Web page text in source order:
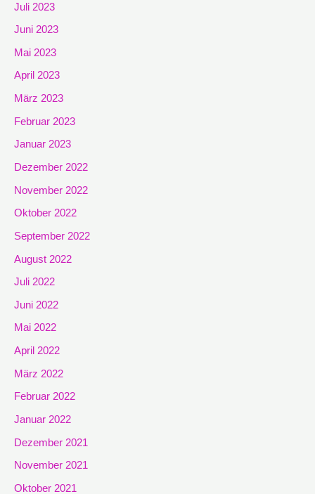
Juli 2023
Juni 2023
Mai 2023
April 2023
März 2023
Februar 2023
Januar 2023
Dezember 2022
November 2022
Oktober 2022
September 2022
August 2022
Juli 2022
Juni 2022
Mai 2022
April 2022
März 2022
Februar 2022
Januar 2022
Dezember 2021
November 2021
Oktober 2021